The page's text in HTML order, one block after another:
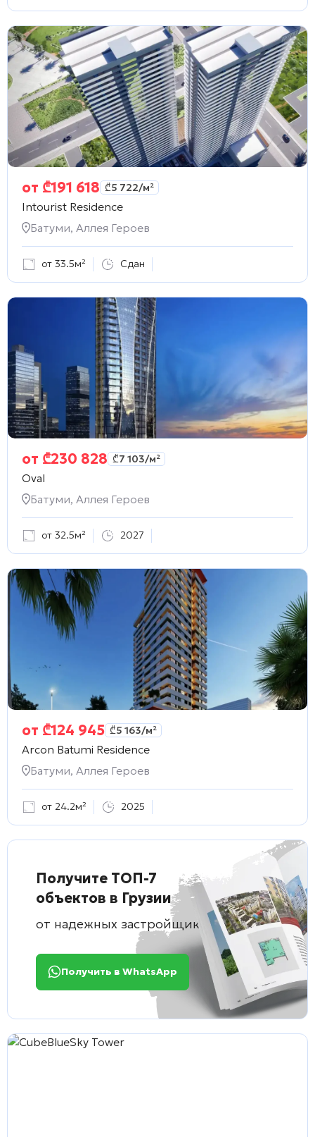
от ₾191 618 ₾5 722/м²
Intourist Residence
Батуми, Аллея Героев
от 33.5м² Сдан
от ₾230 828 ₾7 103/м²
Oval
Батуми, Аллея Героев
от 32.5м² 2027
от ₾124 945 ₾5 163/м²
Arcon Batumi Residence
Батуми, Аллея Героев
от 24.2м² 2025
Получите ТОП-7
объектов в Грузии
от надежных застройщиков
Получить в WhatsApp